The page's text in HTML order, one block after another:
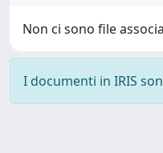
Non ci sono file
I documenti in IRIS